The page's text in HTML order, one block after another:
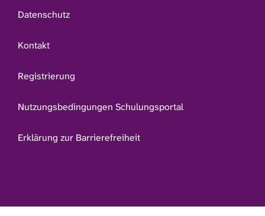
Datenschutz
Kontakt
Registrierung
Nutzungsbedingungen Schulungsportal
Erklärung zur Barrierefreiheit